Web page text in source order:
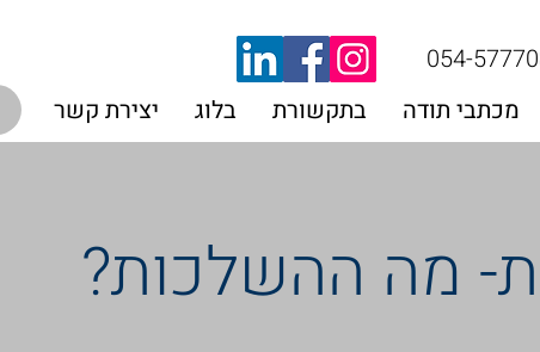
מכתבי תודה בתקשורת בלוג יצירת קשר
054-
מה ההשלכות?